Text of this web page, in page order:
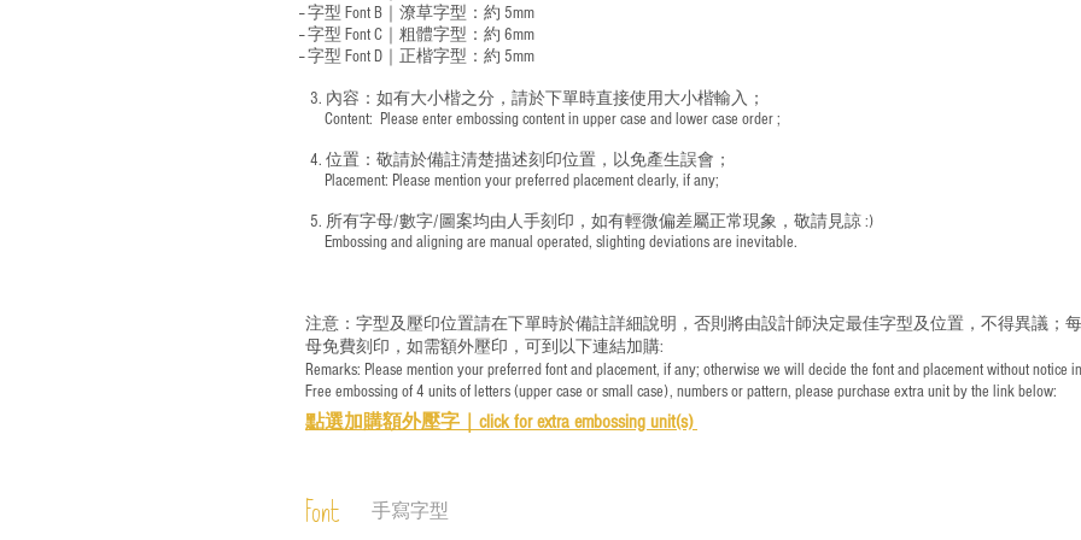
-- 字型 Font B｜潦草字型： 約 5mm
-- 字型 Font C｜粗體字型：約 6mm
-- 字型 Font D｜正楷字型： 約 5mm
3. 內容：如有大小楷之分，請於下單時直接使用大小楷輸入；
​ Content: Please enter embossing content in upper case and lower case order ;
4. 位置：敬請於備註清楚描述刻印位置，以免產生誤會；
​ Placement: Please mention your preferred placement clearly, if any;
5. 所有字母/數字/圖案均由人手刻印，如有輕微偏差屬正常現象，敬請見諒 :)
​ Embossing and aligning are manual operated, slighting deviations are inevitable.
注意：字型及壓印位置請在下單時於備註詳細說明，否則將由設計師決定最佳字型及位置，不得異議；
母免費刻印，如需額外壓印，可到以下連結加購:
Remarks: Please mention your preferred font and placement, if any; otherwise we will decide the font and placement without notice
Free embossing of 4 units of letters (upper case or small case), numbers or pattern, please purchase extra unit by the link below:
點選加購額外壓字｜ click for extra embossing unit(s)
Font 手寫字型